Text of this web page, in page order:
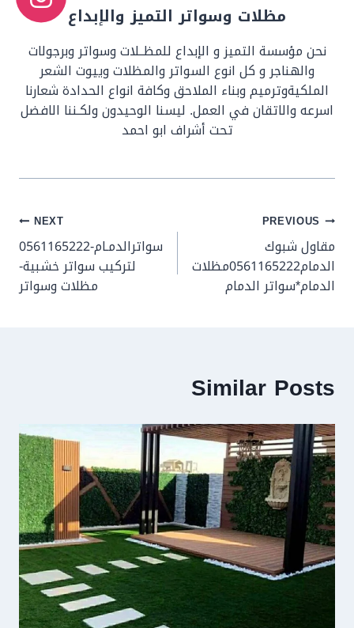
مظلات وسواتر التميز والإبداع
نحن مؤسسة التميز و الإبداع للمظــلات وسواتر وبرجولات
والهناجر و كل انوع السواتر والمظلات وييوت الشعر
الملكيةوترميم وبناء الملاحق وكافة انواع الحدادة شعارنا
اسرعه والاتقان في العمل. ليسنا الوحيدون ولكـننا الافضل
تحت أشراف ابو احمد
تصفّح
المقالات
PREVIOUS
مقاول شبوك
الدمام0561165222مظلات
الدمام*سواتر الدمام
NEXT
سواترالدمـام-0561165222
لتركيب سواتر خشبية-
مظلات وسواتر
Similar Posts